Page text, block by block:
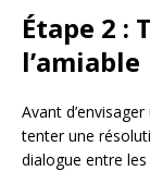
Étape 2 :
l’amiable
Avant
tenter une
dialogue entre